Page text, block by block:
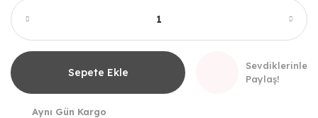
Sepete Ekle
Sevdiklerinle
Paylaş!
Aynı Gün Kargo